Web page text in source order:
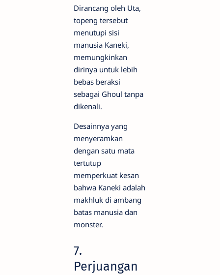
Dirancang oleh Uta,
topeng tersebut
menutupi sisi
manusia Kaneki,
memungkinkan
dirinya untuk lebih
bebas beraksi
sebagai Ghoul tanpa
dikenali.
Desainnya yang
menyeramkan
dengan satu mata
tertutup
memperkuat kesan
bahwa Kaneki adalah
makhluk di ambang
batas manusia dan
monster.
7.
Perjuangan